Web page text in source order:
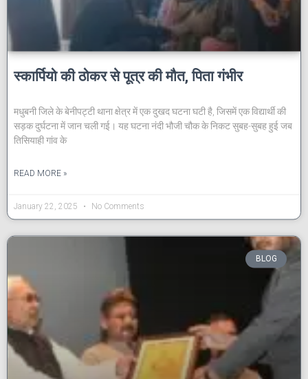
स्कार्पियो की ठोकर से पूत्र की मौत, पिता गंभीर
मधुबनी जिले के बेनीपट्टी थाना क्षेत्र में एक दुखद घटना घटी है, जिसमें एक विद्यार्थी की
सड़क दुर्घटना में जान चली गई। यह घटना नंदी भौजी चौक के निकट सुबह-सुबह हुई जब
तिसियाही गांव के
READ MORE »
January 22, 2025 No Comments
BLOG